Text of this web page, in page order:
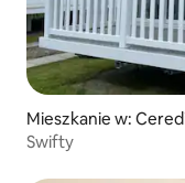
Mieszkanie w:
Swifty